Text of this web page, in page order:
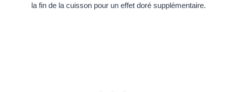
la fin de la cuisson pour un effet doré supplémentaire.